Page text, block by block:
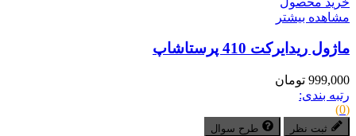
مشاهده بیشتر
ماژول ریدایرکت 410 پرستاشاپ
999,000 تومان
رتبه بندی:
(0)
ثبت نظر طرح سوال